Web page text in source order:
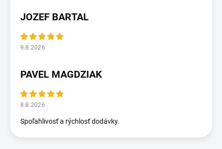
JOZEF BARTAL
9.8.2026
PAVEL MAGDZIAK
8.8.2026
Spoľahlivosť a rýchlosť dodávky.